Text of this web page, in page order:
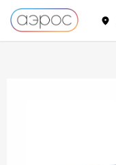
в наличии
в наличии